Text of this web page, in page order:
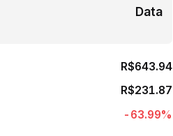
Data
R$643.94
R$231.87
-63.99%